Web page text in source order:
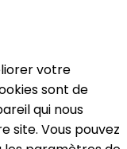
votre
sont de
qui nous
site. Vous pouvez